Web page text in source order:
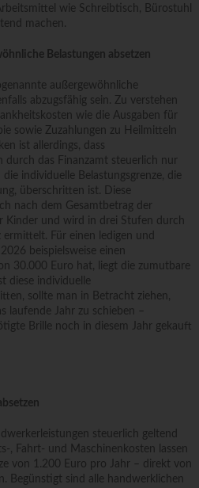
wie Schreibtisch, Bürostuhl
machen.
Belastungen absetzen
außergewöhnliche
abzugsfähig sein. Zu verstehen
wie die Ausgaben für
sowie Zuzahlungen zu Heilmitteln
ist allerdings, dass
durch das Finanzamt steuerlich nur
individuelle Belastungsgrenze, die
überschritten ist. Diese
nach dem Gesamtbetrag der
Kinder und wird in drei Stufen durch
Für einen ledigen und
beispielsweise einen
30.000 Euro hat, liegt die zumutbare
diese individuelle
sollte man in Betracht ziehen,
laufende Jahr zu schieben –
Brille noch in diesem Jahr gekauft
steuerlich geltend
, Fahrt- und Maschinenkosten lassen
von 1.200 Euro pro Jahr – direkt von
Begünstigt sind alle handwerklichen